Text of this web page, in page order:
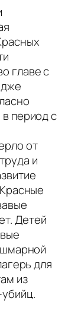
главе с
период с
от
и
Детей
для
из